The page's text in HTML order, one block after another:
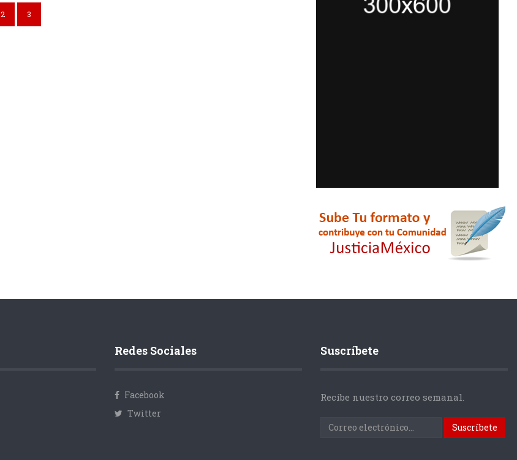
2 3
Redes Sociales
Facebook
Twitter
Suscríbete
Recibe nuestro correo semanal.